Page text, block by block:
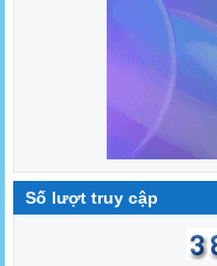
Số lượt truy cập